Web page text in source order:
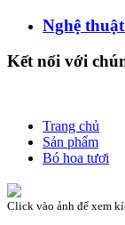
Nghệ
Kết nối với
Trang chủ
Sản phẩm
Bó hoa tươi
Click vào ảnh để xem